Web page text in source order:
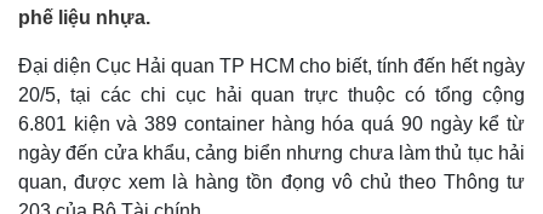
phế liệu nhựa.
Đại diện Cục Hải quan TP HCM cho biết, tính đến hết ngày
20/5, tại các chi cục hải quan trực thuộc có tổng cộng
6.801 kiện và 389 container hàng hóa quá 90 ngày kể từ
ngày đến cửa khẩu, cảng biển nhưng chưa làm thủ tục hải
quan, được xem là hàng tồn đọng vô chủ theo Thông tư